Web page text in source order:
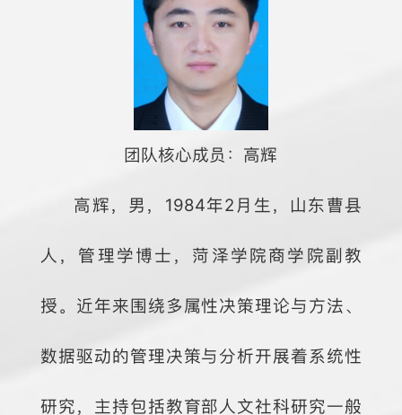
团队核心成员：高辉
高辉，男，1984年2月生，山东曹县
人，管理学博士，菏泽学院商学院副教
授。近年来围绕多属性决策理论与方法、
数据驱动的管理决策与分析开展着系统性
研究，主持包括教育部人文社科研究一般